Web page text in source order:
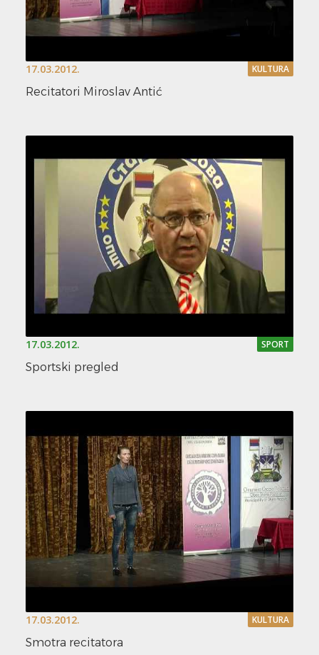
17.03.2012. KULTURA
Recitatori Miroslav Antić
17.03.2012. SPORT
Sportski pregled
17.03.2012. KULTURA
Smotra recitatora